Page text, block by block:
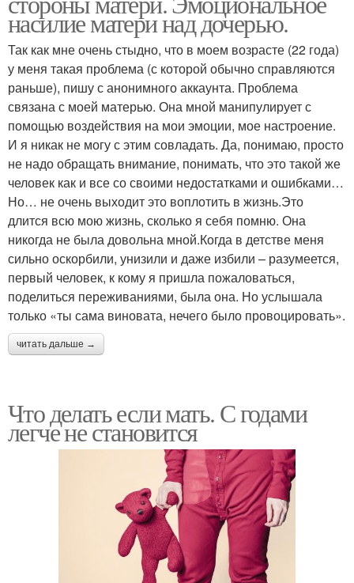
насилие матери над дочерью.
Так как мне очень стыдно, что в моем возрасте (22 года)
у меня такая проблема (с которой обычно справляются
раньше), пишу с анонимного аккаунта. Проблема
связана с моей матерью. Она мной манипулирует с
помощью воздействия на мои эмоции, мое настроение.
И я никак не могу с этим совладать. Да, понимаю, просто
не надо обращать внимание, понимать, что это такой же
человек как и все со своими недостатками и ошибками…
Но… не очень выходит это воплотить в жизнь.Это
длится всю мою жизнь, сколько я себя помню. Она
никогда не была довольна мной.Когда в детстве меня
сильно оскорбили, унизили и даже избили – разумеется,
первый человек, к кому я пришла пожаловаться,
поделиться переживаниями, была она. Но услышала
только «ты сама виновата, нечего было провоцировать».
читать дальше →
Что делать если мать. С годами
легче не становится